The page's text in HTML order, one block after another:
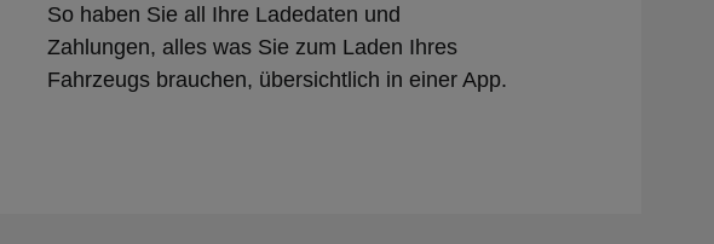
So haben Sie all Ihre Ladedaten und
Zahlungen, alles was Sie zum Laden Ihres
Fahrzeugs brauchen, übersichtlich in einer App.